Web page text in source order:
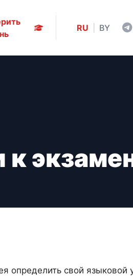
RU BY
определить свой языковой